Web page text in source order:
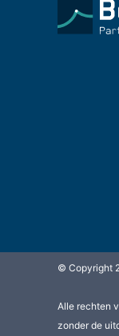
© Copyright
Alle rechten
zonder de